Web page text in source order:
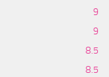
9
9
8.5
8.5